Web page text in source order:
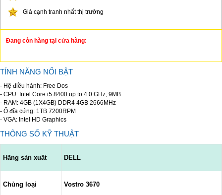
Giá cạnh tranh nhất thị trường
Đang còn hàng tại cửa hàng:
TÍNH NĂNG NỔI BẬT
- Hệ điều hành: Free Dos
- CPU: Intel Core i5 8400 up to 4.0 GHz, 9MB
- RAM: 4GB (1X4GB) DDR4 4GB 2666MHz
- Ổ đĩa cứng: 1TB 7200RPM
- VGA: Intel HD Graphics
THÔNG SỐ KỸ THUẬT
Hãng sản xuất DELL
Chủng loại Vostro 3670